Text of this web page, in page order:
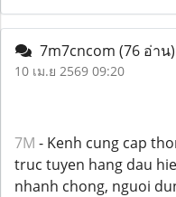
7m7cncom (76 อ่าน)
10 เม.ย 2569 09:20
7M - Kenh cung cap
truc tuyen hang dau
nhanh chong, nguoi